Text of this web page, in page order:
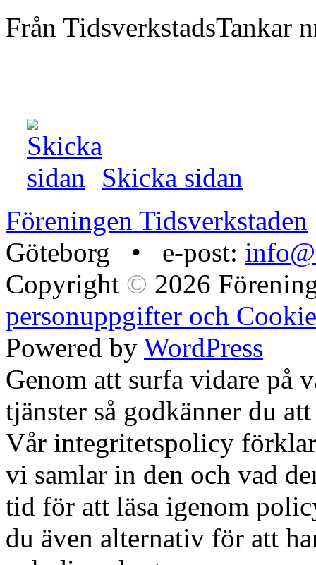
Från TidsverkstadsTankar
Skicka sidan
Föreningen Tidsverkstaden
Göteborg • e-post:
Copyright © 2026
personuppgifter och
Powered by WordPress
Genom att surfa vidare på
tjänster så godkänner du
Vår integritetspolicy
vi samlar in den och vad
tid för att läsa igenom
du även alternativ för att